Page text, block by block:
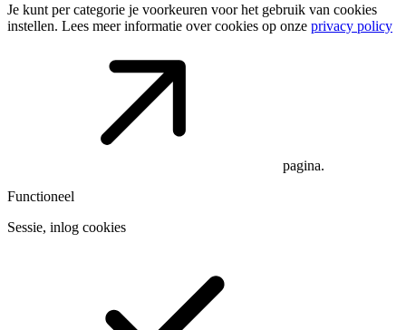
Je kunt per categorie je voorkeuren voor het gebruik van cookies
instellen. Lees meer informatie over cookies op onze privacy policy
pagina.
Functioneel
Sessie, inlog cookies